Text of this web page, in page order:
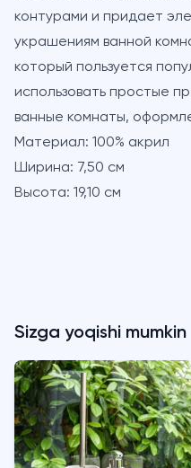
контурами и придает
украшениям ванной
который пользуется
использовать простые
ванные комнаты,
Материал: 100% акрил
Ширина: 7,50 см
Высота: 19,10 см
Sizga yoqishi mumkin